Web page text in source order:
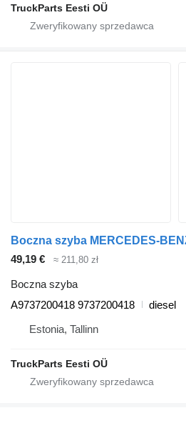
TruckParts Eesti OÜ
49,19 € ≈ 211,80 zł
Boczna szyba
A9737200418 9737200418
diesel
Estonia, Tallinn
TruckParts Eesti OÜ